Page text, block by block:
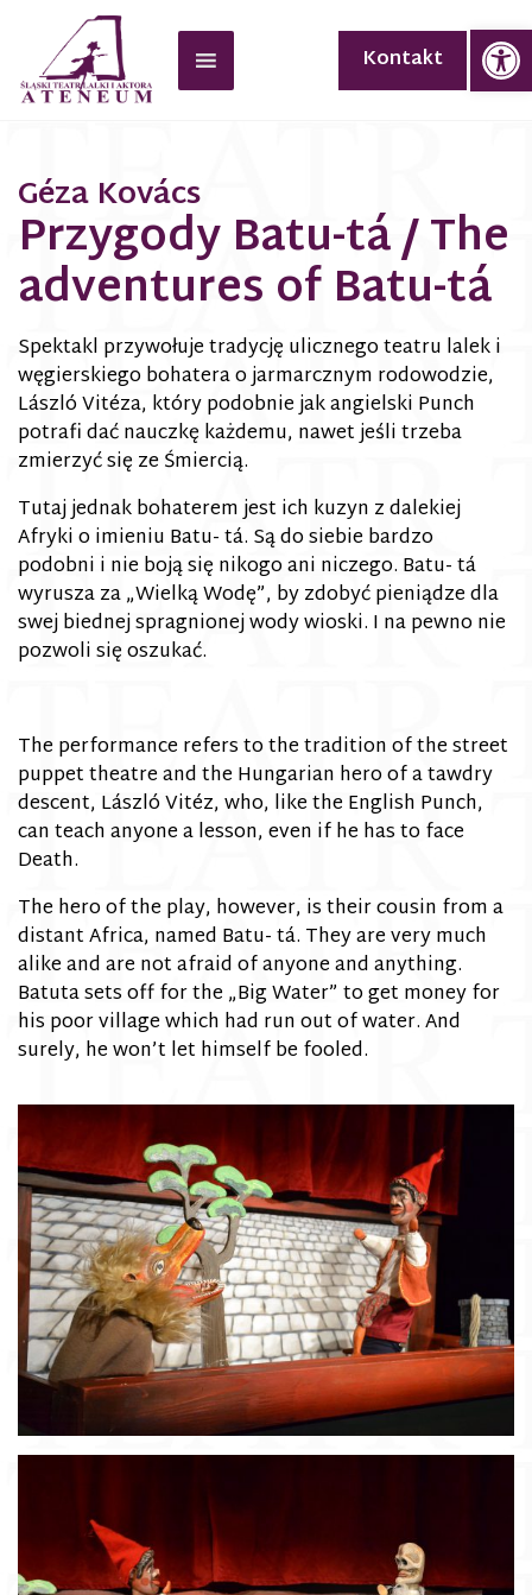
Kontakt
Géza Kovács
Przygody Batu-tá / The
adventures of Batu-tá
Spektakl przywołuje tradycję ulicznego teatru lalek i
węgierskiego bohatera o jarmarcznym rodowodzie,
László Vitéza, który podobnie jak angielski Punch
potrafi dać nauczkę każdemu, nawet jeśli trzeba
zmierzyć się ze Śmiercią.
Tutaj jednak bohaterem jest ich kuzyn z dalekiej
Afryki o imieniu Batu- tá. Są do siebie bardzo
podobni i nie boją się nikogo ani niczego. Batu- tá
wyrusza za „Wielką Wodę”, by zdobyć pieniądze dla
swej biednej spragnionej wody wioski. I na pewno nie
pozwoli się oszukać.
The performance refers to the tradition of the street
puppet theatre and the Hungarian hero of a tawdry
descent, László Vitéz, who, like the English Punch,
can teach anyone a lesson, even if he has to face
Death.
The hero of the play, however, is their cousin from a
distant Africa, named Batu- tá. They are very much
alike and are not afraid of anyone and anything.
Batuta sets off for the „Big Water” to get money for
his poor village which had run out of water. And
surely, he won’t let himself be fooled.